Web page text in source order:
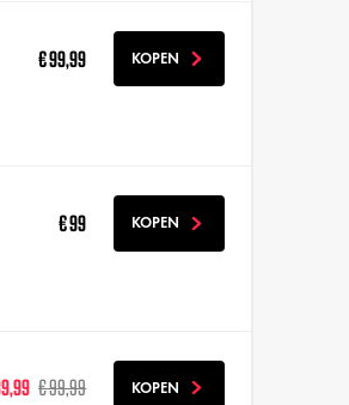
€ 99,99 KOPEN
€ 99 KOPEN
€ 99,99 KOPEN